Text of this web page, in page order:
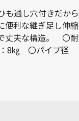
通し穴付きだから
利な継ぎ足し伸縮
丈夫な構造。 〇耐
8㎏ 〇パイプ径